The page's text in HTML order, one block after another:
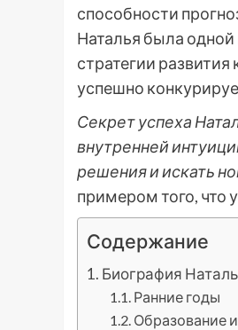
способности
Наталья была одной
стратегии
успешно
Секрет успеха
внутренней
решения и искать
примером того, что
Содержание
Биография
Ранние годы
Образование